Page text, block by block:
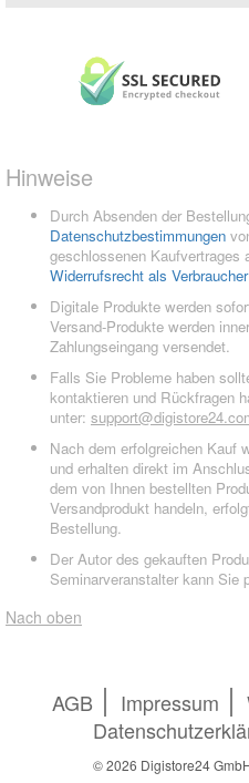
Hinweise
Durch Absenden der
Datenschutzbestimmungen
geschlossenen Kaufvertrages
Widerrufsrecht als Verbraucher
Digitale Produkte werden
Versand-Produkte werden
Zahlungseingang versendet.
Falls Sie Probleme haben
kontaktieren und Rückfragen
unter:
Nach dem erfolgreichen Kauf
und erhalten direkt im
dem von Ihnen bestellten
Versandprodukt handeln,
Bestellung.
Der Autor des gekauften
Seminarveranstalter kann Sie
Nach oben
AGB Impressum
© 2026 Digistore24